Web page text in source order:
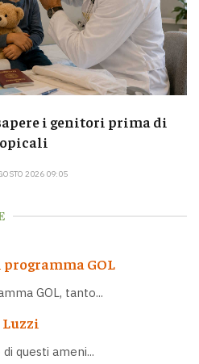
i genitori prima di
2026 09:05
GOL
GOL, tanto...
Luzzi
questi ameni...